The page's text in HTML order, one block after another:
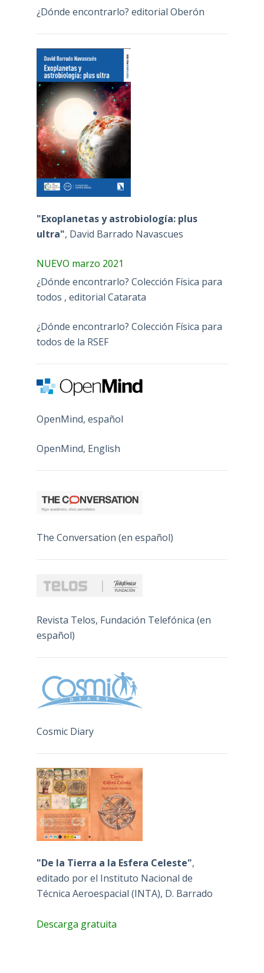
¿Dónde encontrarlo? editorial Oberón
"Exoplanetas y astrobiología: plus
ultra", David Barrado Navascues
NUEVO marzo 2021
¿Dónde encontrarlo? Colección Física para
todos , editorial Catarata
¿Dónde encontrarlo? Colección Física para
todos de la RSEF
OpenMind, español
OpenMind, English
The Conversation (en español)
Revista Telos, Fundación Telefónica (en
español)
Cosmic Diary
"De la Tierra a la Esfera Celeste",
editado por el Instituto Nacional de
Técnica Aeroespacial (INTA), D. Barrado
Descarga gratuita